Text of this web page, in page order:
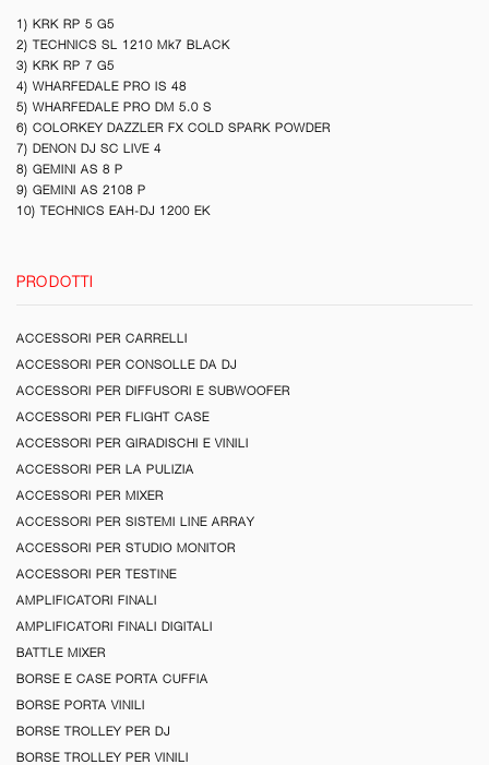
1) KRK RP 5 G5
2) TECHNICS SL 1210 Mk7 BLACK
3) KRK RP 7 G5
4) WHARFEDALE PRO IS 48
5) WHARFEDALE PRO DM 5.0 S
6) COLORKEY DAZZLER FX COLD SPARK POWDER
7) DENON DJ SC LIVE 4
8) GEMINI AS 8 P
9) GEMINI AS 2108 P
10) TECHNICS EAH-DJ 1200 EK
PRODOTTI
ACCESSORI PER CARRELLI
ACCESSORI PER CONSOLLE DA DJ
ACCESSORI PER DIFFUSORI E SUBWOOFER
ACCESSORI PER FLIGHT CASE
ACCESSORI PER GIRADISCHI E VINILI
ACCESSORI PER LA PULIZIA
ACCESSORI PER MIXER
ACCESSORI PER SISTEMI LINE ARRAY
ACCESSORI PER STUDIO MONITOR
ACCESSORI PER TESTINE
AMPLIFICATORI FINALI
AMPLIFICATORI FINALI DIGITALI
BATTLE MIXER
BORSE E CASE PORTA CUFFIA
BORSE PORTA VINILI
BORSE TROLLEY PER DJ
BORSE TROLLEY PER VINILI